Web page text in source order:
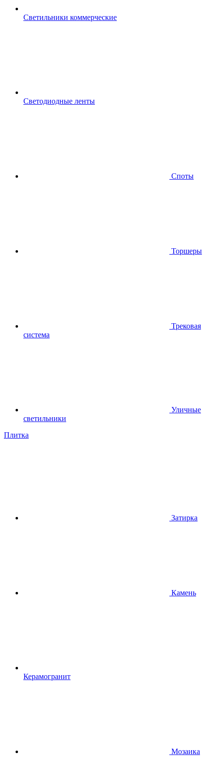
Светильники коммерческие
Светодиодные ленты
Споты
Торшеры
Трековая
система
Уличные
светильники
Плитка
Затирка
Камень
Керамогранит
Мозаика